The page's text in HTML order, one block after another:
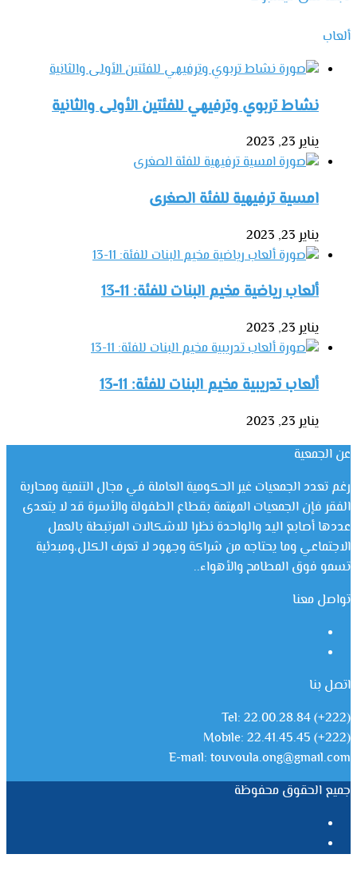
ألعاب
نشاط تربوي وترفيهي للفئتين الأولى والثانية
يناير 23, 2023
امسية ترفيهية للفئة الصغرى
يناير 23, 2023
ألعاب رياضية مخيم البنات للفئة: 11-13
يناير 23, 2023
ألعاب تدريبية مخيم البنات للفئة: 11-13
يناير 23, 2023
عن الجمعية
رغم تعدد الجمعيات غير الحكومية العاملة في مجال التنمية ومحاربة
الفقر فإن الجمعيات المهتمة بقطاع الطفولة والأسرة قد لا يتعدى
عددها أصابع اليد والواحدة نظرا للاشكالات المرتبطة بالعمل
الاجتماعي وما يحتاجه من شراكة وجهود لا تعرف الكلل،ومبدئية
تسمو فوق المطامح والأهواء..
تواصل معنا
اتصل بنا
Tel: 22.00.28.84 (+222)
Mobile: 22.41.45.45 (+222)
E-mail: touvoula.ong@gmail.com
جميع الحقوق محفوظة